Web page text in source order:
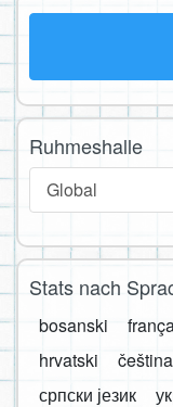
Ruhmeshalle
Global
Stats nach
bosanski
hrvatski
čeština
српски језик